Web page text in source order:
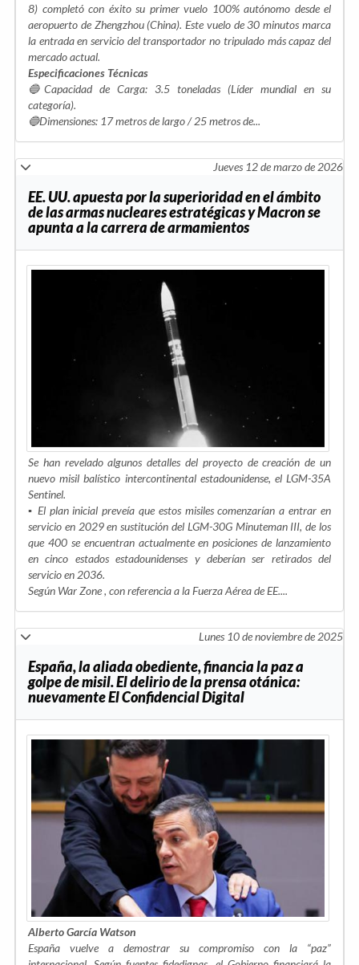
8) completó con éxito su primer vuelo 100% autónomo desde el
aeropuerto de Zhengzhou (China). Este vuelo de 30 minutos marca
la entrada en servicio del transportador no tripulado más capaz del
mercado actual.
​Especificaciones Técnicas
🔵​Capacidad de Carga: 3.5 toneladas (Líder mundial en su
categoría).
🔵​Dimensiones: 17 metros de largo / 25 metros de...
Jueves 12 de marzo de 2026
EE. UU. apuesta por la superioridad en el ámbito
de las armas nucleares estratégicas y Macron se
apunta a la carrera de armamientos
Se han revelado algunos detalles del proyecto de creación de un
nuevo misil balístico intercontinental estadounidense, el LGM-35A
Sentinel.
▪️ El plan inicial preveía que estos misiles comenzarían a entrar en
servicio en 2029 en sustitución del LGM-30G Minuteman III, de los
que 400 se encuentran actualmente en posiciones de lanzamiento
en cinco estados estadounidenses y deberían ser retirados del
servicio en 2036.
Según War Zone , con referencia a la Fuerza Aérea de EE....
Lunes 10 de noviembre de 2025
España, la aliada obediente, financia la paz a
golpe de misil. El delirio de la prensa otánica:
nuevamente El Confidencial Digital
Alberto García Watson
España vuelve a demostrar su compromiso con la “paz”